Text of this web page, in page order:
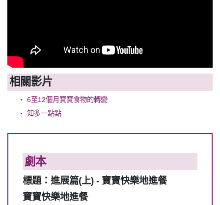
相關影片
6至12個月寶寶食物的轉變
知多一點點
劇本
標題：進展篇(上) - 寶寶快樂地進餐
寶寶快樂地進餐